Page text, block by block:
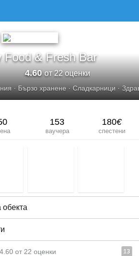
Food & Fresh Bar
4.60от 22 оценки
· Бързо хранене · Сладкарници ·
153
ваучера
180€
спестени
4.60 от 22 оценки 13